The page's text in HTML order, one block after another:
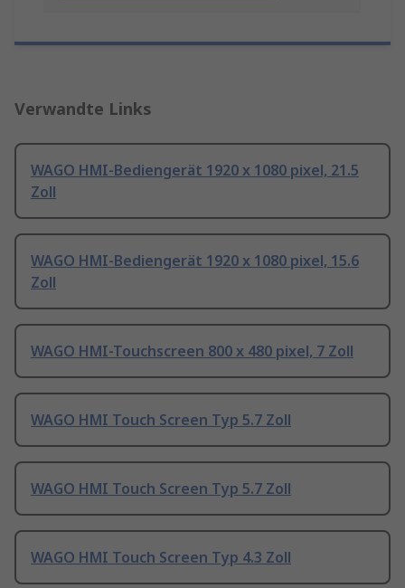
Verwandte Links
WAGO HMI-Bediengerät 1920 x 1080 pixel, 21.5
Zoll
WAGO HMI-Bediengerät 1920 x 1080 pixel, 15.6
Zoll
WAGO HMI-Touchscreen 800 x 480 pixel, 7 Zoll
WAGO HMI Touch Screen Typ 5.7 Zoll
WAGO HMI Touch Screen Typ 5.7 Zoll
WAGO HMI Touch Screen Typ 4.3 Zoll